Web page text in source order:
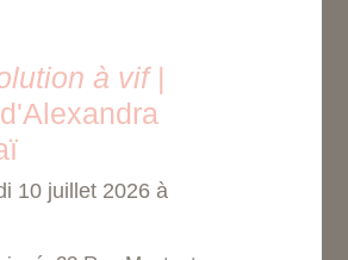
à vif|
10 juillet 2026 à